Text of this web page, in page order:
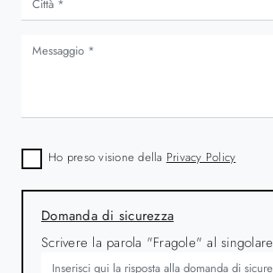
Ho preso visione della Privacy Policy
Domanda di sicurezza
Scrivere la parola "Fragole" al singolare